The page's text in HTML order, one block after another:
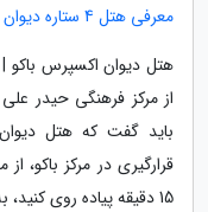
معرفی هتل 4 ستاره دیوان اکسپرس در باکو
قرارگیری در مرکز باکو،
15 دقیقه پیاده روی کنید، به ایستگاه مترو پارک می رسید...